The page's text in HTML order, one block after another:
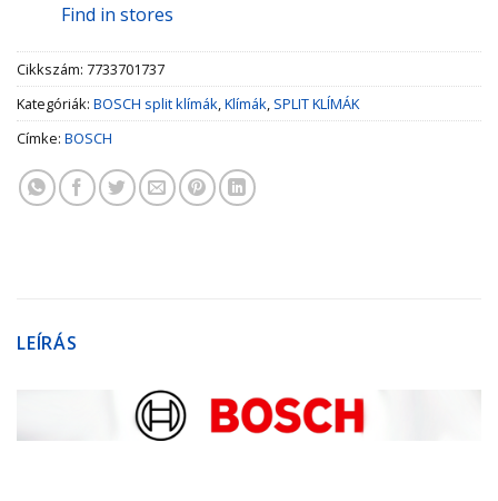
Find in stores
Cikkszám: 7733701737
Kategóriák: BOSCH split klímák,Klímák, SPLIT KLÍMÁK
Címke: BOSCH
LEÍRÁS